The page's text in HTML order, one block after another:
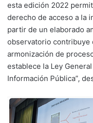
esta edición 2022
derecho de acceso a la
partir de un elaborado
observatorio contribuye
armonización de
establece la Ley
Información Pública”,